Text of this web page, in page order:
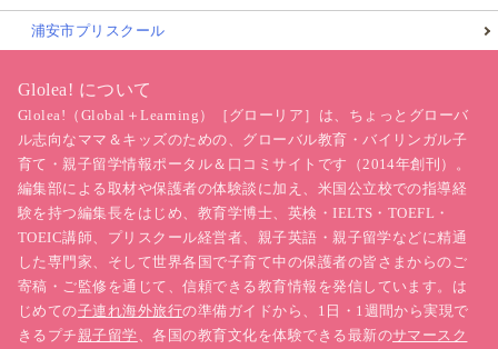
浦安市プリスクール
Glolea! について
Glolea!（Global＋Learning）［グローリア］は、ちょっとグローバ
ル志向なママ＆キッズのための、グローバル教育・バイリンガル子
育て・親子留学情報ポータル＆口コミサイトです（2014年創刊）。
編集部による取材や保護者の体験談に加え、米国公立校での指導経
験を持つ編集長をはじめ、教育学博士、英検・IELTS・TOEFL・
TOEIC講師、プリスクール経営者、親子英語・親子留学などに精通
した専門家、そして世界各国で子育て中の保護者の皆さまからのご
寄稿・ご監修を通じて、信頼できる教育情報を発信しています。は
じめての子連れ海外旅行の準備ガイドから、1日・1週間から実現で
きるプチ親子留学、各国の教育文化を体験できる最新のサマースク